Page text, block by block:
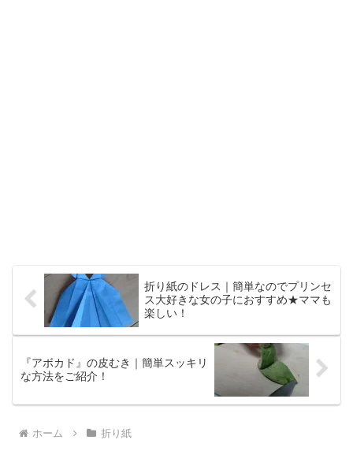
折り紙のドレス｜簡単なのでプリンセ
ス大好きな女の子におすすめ★ママも
楽しい！
『アボカド』の皮むき｜簡単スッキリ
な方法をご紹介！
ホーム 折り紙